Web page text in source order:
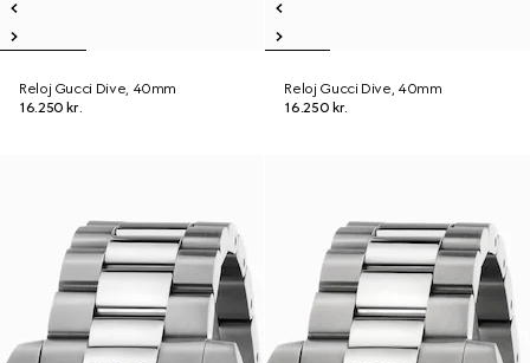
Reloj Gucci Dive, 40mm
16.250 kr.
Reloj Gucci Dive, 40mm
16.250 kr.